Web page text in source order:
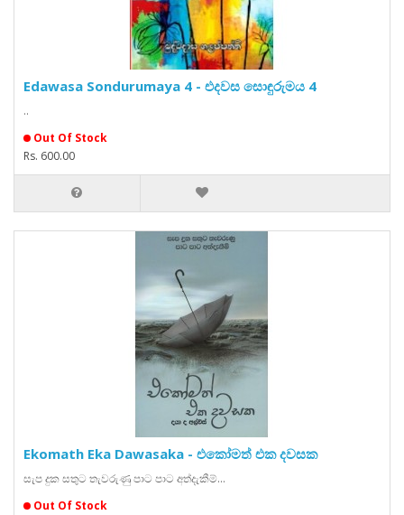
Edawasa Sondurumaya 4 - එදවස සොඳුරුමය 4
..
Out Of Stock
Rs. 600.00
Ekomath Eka Dawasaka - එකෝමත් එක දවසක
සැප දුක සතුට තැවරුණු පාට පාට අත්දැකීම්...
Out Of Stock